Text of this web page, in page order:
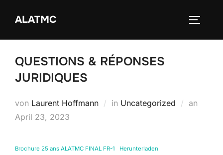
InhaltALATMC
QUESTIONS & RÉPONSES
JURIDIQUES
von Laurent Hoffmann in Uncategorized an
April 23, 2023
Brochure 25 ans ALATMC FINAL FR-1
Herunterladen